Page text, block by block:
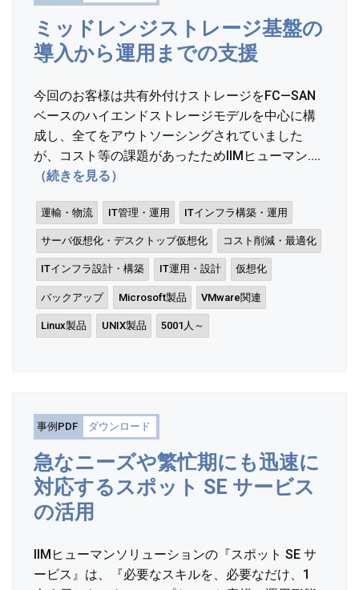
ミッドレンジストレージ基盤の
導入から運用までの支援
今回のお客様は共有外付けストレージをFC—SAN
ベースのハイエンドストレージモデルを中心に構
成し、全てをアウトソーシングされていました
が、コスト等の課題があったためIIMヒューマン....
（続きを見る）
運輸・物流 IT管理・運用 ITインフラ構築・運用
サーバ仮想化・デスクトップ仮想化 コスト削減・最適化
ITインフラ設計・構築 IT運用・設計 仮想化
バックアップ Microsoft製品 VMware関連
Linux製品 UNIX製品 5001人～
事例PDF ダウンロード
急なニーズや繁忙期にも迅速に
対応するスポット SE サービス
の活用
IIMヒューマンソリューションの『スポット SE サ
ービス』は、『必要なスキルを、必要なだけ、1